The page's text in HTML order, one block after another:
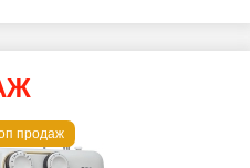
продаж